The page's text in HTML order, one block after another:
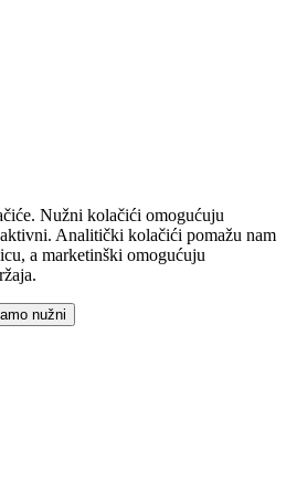
Nužni kolačići omogućuju
Analitički kolačići pomažu nam
a marketinški omogućuju
nužni